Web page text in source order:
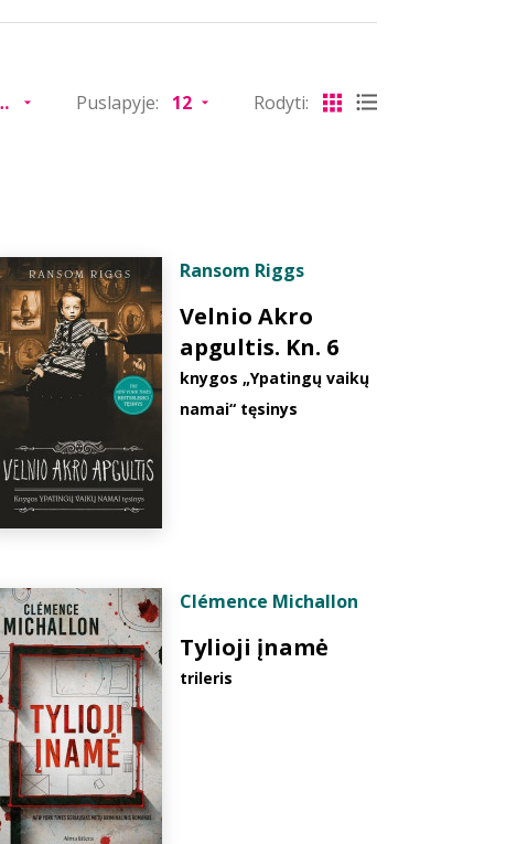
Puslapyje: Rodyti:
Ransom Riggs
Velnio Akro
apgultis. Kn. 6
knygos „Ypatingų vaikų
namai“ tęsinys
Clémence Michallon
Tylioji įnamė
trileris